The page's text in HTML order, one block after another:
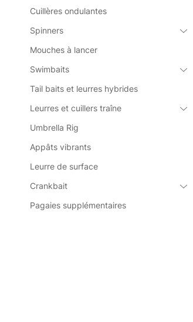
Cuillères ondulantes
Spinners
Mouches à lancer
Swimbaits
Tail baits et leurres hybrides
Leurres et cuillers traîne
Umbrella Rig
Appâts vibrants
Leurre de surface
Crankbait
Pagaies supplémentaires